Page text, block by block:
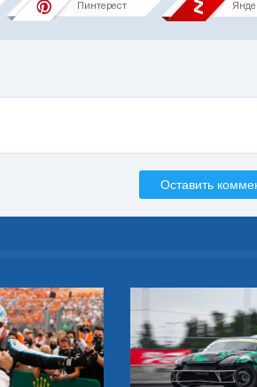
Пинтерест
Оставить